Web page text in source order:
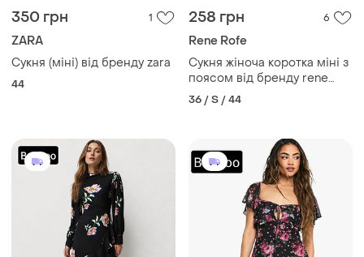
350 грн 1
ZARA
Сукня (міні) від бренду zara
44
258 грн 6
Rene Rofe
Сукня жіноча коротка міні з
поясом від бренду rene
rofe s
36 / S / 44